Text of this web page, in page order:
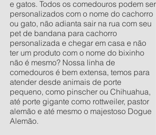
e gatos. Todos os comedouros podem ser
personalizados com o nome do cachorro
ou gato, não adianta sair na rua com seu
pet de bandana para cachorro
personalizada e chegar em casa e não
ter um produto com o nome do bixinho
não é mesmo? Nossa linha de
comedouros é bem extensa, temos para
atender desde animais de porte
pequeno, como pinscher ou Chihuahua,
até porte gigante como rottweiler, pastor
alemão e até mesmo o majestoso Dogue
Alemão.